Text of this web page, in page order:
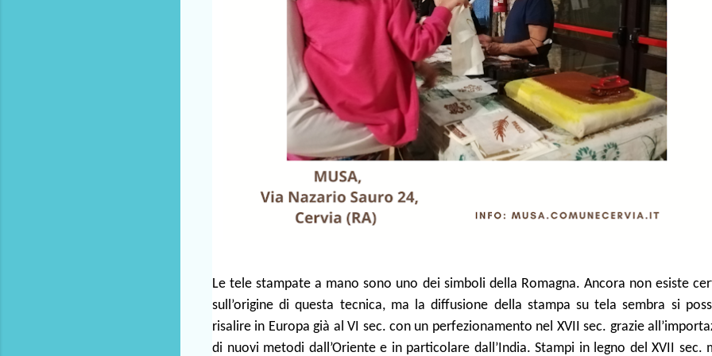
Le tele stampate a mano sono uno dei simboli della Romagna. Ancora non esiste
sull’origine di questa tecnica, ma la diffusione della stampa su tela sembra si
risalire in Europa già al VI sec. con un perfezionamento nel XVII sec. grazie
di nuovi metodi dall’Oriente e in particolare dall’India. Stampi in legno del XVII sec.